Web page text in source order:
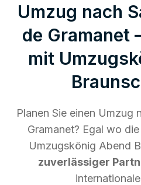
Umzug nach
de Gramanet
mit
Planen Sie einen Umzug
Gramanet? Egal wo
Umzugskönig Abend
zuverlässiger